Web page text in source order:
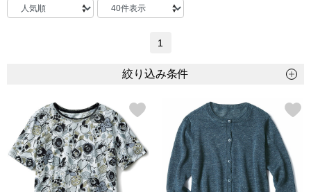
アクセサリー
Tシャツ／カッ
ポロシャツ
1
絞り込み条件